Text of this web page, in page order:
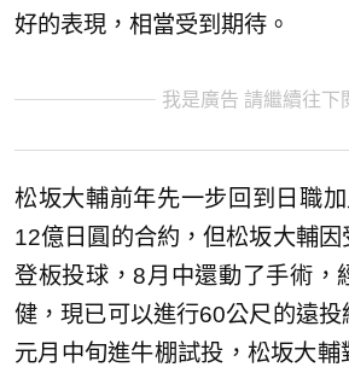
好的表現，相當受到期待。
我是廣告 請繼續往下
松坂大輔前年先一步回到日職
12億日圓的合約，但松坂大輔
登板投球，8月中還動了手術，
健，現已可以進行60公尺的遠投
元月中旬進牛棚試投，松坂大